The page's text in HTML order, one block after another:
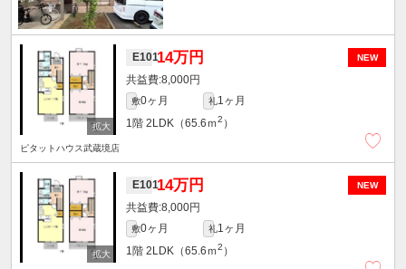
NEW
E10114万円
8,000円
敷0ヶ月 礼1ヶ月
1階 2LDK（65.6ｍ2 ）
ピタットハウス武蔵境店
NEW
E10114万円
8,000円
敷0ヶ月 礼1ヶ月
1階 2LDK（65.6ｍ2 ）